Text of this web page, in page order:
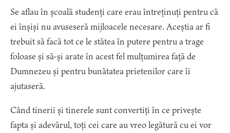
Se aflau în școală studenți care erau întreținuți pentru că
ei înșiși nu avuseseră mijloacele necesare. Aceștia ar fi
trebuit să facă tot ce le stătea în putere pentru a trage
foloase și să-și arate în acest fel mulțumirea față de
Dumnezeu și pentru bunătatea prietenilor care îi
ajutaseră.
Când tinerii și tinerele sunt convertiți în ce privește
fapta și adevărul, toți cei care au vreo legătură cu ei vor